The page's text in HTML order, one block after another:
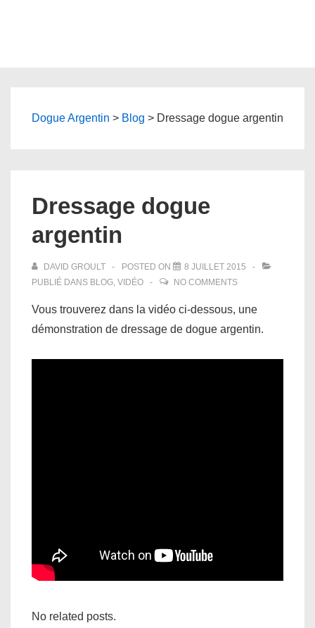
Dogue Argentin > Blog > Dressage dogue argentin
Dressage dogue
argentin
DAVID GROULT POSTED ON
8 JUILLET 2015
PUBLIÉ DANS BLOG, VIDÉO NO COMMENTS
Vous trouverez dans la vidéo ci-dessous, une
démonstration de dressage de dogue argentin.
No related posts.